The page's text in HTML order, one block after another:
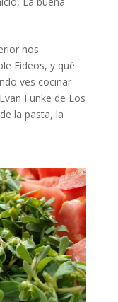
nos
Fideos, y qué
ves cocinar
Funke de Los
la pasta, la